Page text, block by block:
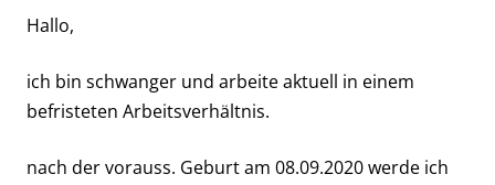
Hallo,
ich bin schwanger und arbeite aktuell in einem
befristeten Arbeitsverhältnis.
nach der vorauss. Geburt am 08.09.2020 werde ich